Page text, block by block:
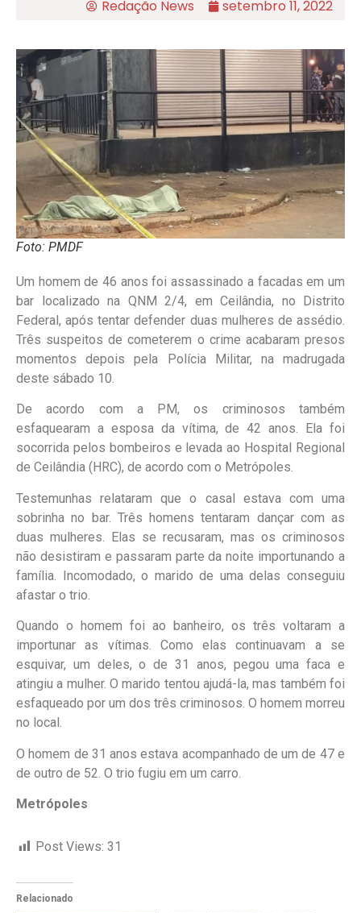
Redação News setembro 11, 2022
Foto: PMDF
Um homem de 46 anos foi assassinado a facadas em um
bar localizado na QNM 2/4, em Ceilândia, no Distrito
Federal, após tentar defender duas mulheres de assédio.
Três suspeitos de cometerem o crime acabaram presos
momentos depois pela Polícia Militar, na madrugada
deste sábado 10.
De acordo com a PM, os criminosos também
esfaquearam a esposa da vítima, de 42 anos. Ela foi
socorrida pelos bombeiros e levada ao Hospital Regional
de Ceilândia (HRC), de acordo com o Metrópoles.
Testemunhas relataram que o casal estava com uma
sobrinha no bar. Três homens tentaram dançar com as
duas mulheres. Elas se recusaram, mas os criminosos
não desistiram e passaram parte da noite importunando a
família. Incomodado, o marido de uma delas conseguiu
afastar o trio.
Quando o homem foi ao banheiro, os três voltaram a
importunar as vítimas. Como elas continuavam a se
esquivar, um deles, o de 31 anos, pegou uma faca e
atingiu a mulher. O marido tentou ajudá-la, mas também foi
esfaqueado por um dos três criminosos. O homem morreu
no local.
O homem de 31 anos estava acompanhado de um de 47 e
de outro de 52. O trio fugiu em um carro.
Metrópoles
Post Views: 31
Relacionado